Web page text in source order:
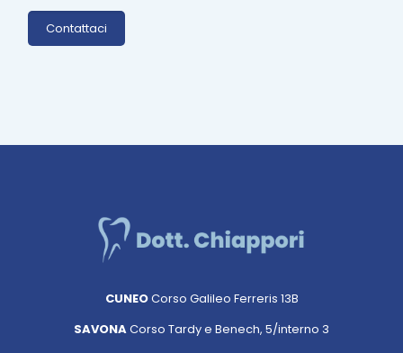
Contattaci
CUNEOCorso Galileo Ferreris 13B
SAVONACorso Tardy e Benech, 5/interno 3